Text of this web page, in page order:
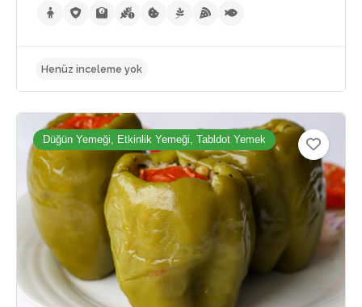
Düğün Yemeği, Etkinlik Yemeği, Tabldot Yemek